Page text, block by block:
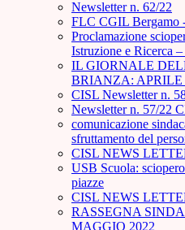
Newsletter n. 62/22
FLC CGIL Bergamo
Proclamazione
Istruzione e Ricerca
IL GIORNALE
BRIANZA: APRILE
CISL Newsletter n.
Newsletter n. 57/22
comunicazione
sfruttamento del
CISL NEWS
USB Scuola:
piazze
CISL NEWS
RASSEGNA
MAGGIO 2022